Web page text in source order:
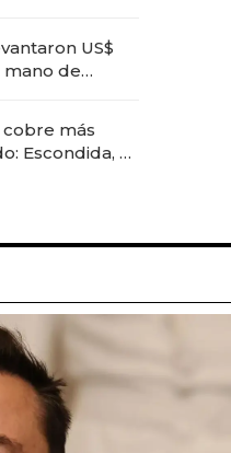
experiencias
US$
mano de
cobre más
Escondida, el